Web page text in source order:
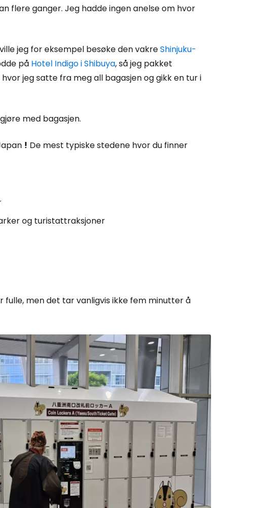
flere ganger. Jeg hadde ingen anelse om hvor
jeg for eksempel besøke den vakreShinjuku-
på Hotel Indigo i Shibuya, så jeg pakket
jeg satte fra meg all bagasjen og gikk en tur i
med bagasjen.
! De mest typiske stedene hvor du finner
og turistattraksjoner
men det tar vanligvis ikke fem minutter å
Cestee
reisefellesskapet
Fortsett med Google
Fortsett med Facebook